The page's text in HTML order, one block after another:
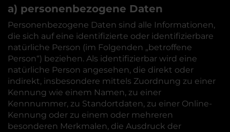
a) personenbezogene Daten
Personenbezogene Daten sind alle Informationen,
die sich auf eine identifizierte oder identifizierbare
natürliche Person (im Folgenden „betroffene
Person“) beziehen. Als identifizierbar wird eine
natürliche Person angesehen, die direkt oder
indirekt, insbesondere mittels Zuordnung zu einer
Kennung wie einem Namen, zu einer
Kennnummer, zu Standortdaten, zu einer Online-
Kennung oder zu einem oder mehreren
besonderen Merkmalen, die Ausdruck der